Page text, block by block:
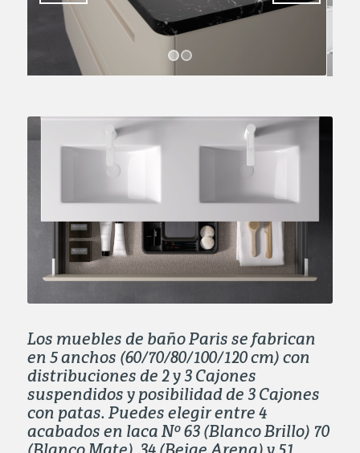
1 2
Los muebles de baño Paris se fabrican
en 5 anchos (60/70/80/100/120 cm) con
distribuciones de 2 y 3 Cajones
suspendidos y posibilidad de 3 Cajones
con patas. Puedes elegir entre 4
acabados en laca Nº 63 (Blanco Brillo) 70